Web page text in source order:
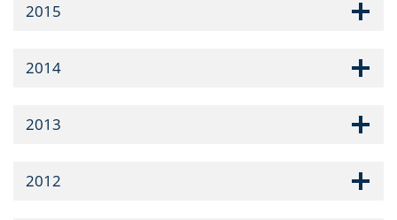
2015
2014
2013
2012